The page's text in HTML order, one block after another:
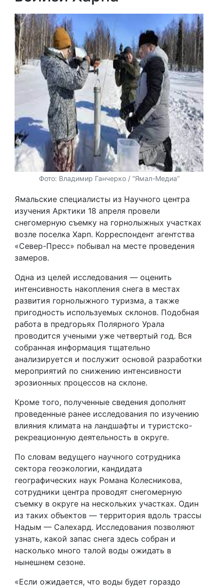
Фото: Владимир Ганчерко / “Ямал-Медиа”
Ямальские специалисты из Научного центра
изучения Арктики 18 апреля провели
снегомерную съемку на горнолыжных участках
возле поселка Харп. Корреспондент агентства
«Север-Пресс» побывал на месте проведения
замеров.
Одна из целей исследования — оценить
интенсивность накопления снега в местах
развития горнолыжного туризма, а также
пригодность используемых склонов. Подобная
работа в предгорьях Полярного Урала
проводится учеными уже четвертый год. Вся
собранная информация тщательно
анализируется и послужит основой разработки
мероприятий по снижению интенсивности
эрозионных процессов на склоне.
Кроме того, полученные сведения дополнят
проведенные ранее исследования по изучению
влияния климата на ландшафты и туристско-
рекреационную деятельность в округе.
По словам ведущего научного сотрудника
сектора геоэкологии, кандидата
географических наук Романа Колесникова,
сотрудники центра проводят снегомерную
съемку в округе на нескольких участках. Один
из таких объектов — территория вдоль трассы
Надым — Салехард. Исследования позволяют
узнать, какой запас снега здесь собран и
насколько много талой воды ожидать в
нынешнем сезоне.
«Если ожидается, что воды будет гораздо